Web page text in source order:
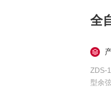
全
ZDS-
型余